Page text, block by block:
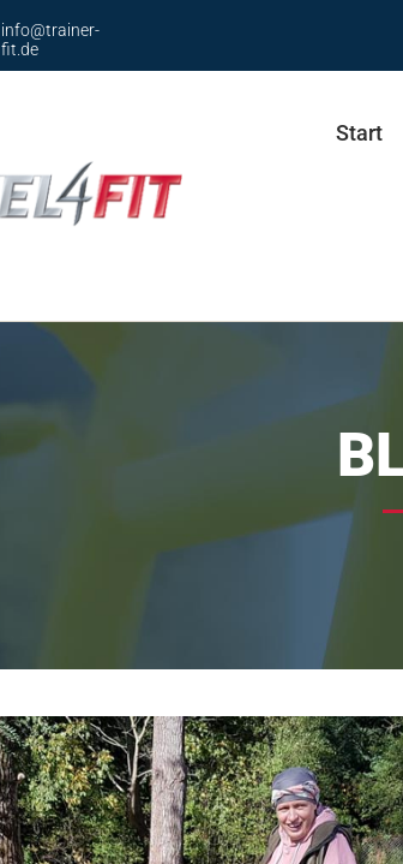
info@trainer-
fit.de
Start
Hüfttrainer
Ganzkörpertrainer
Reiter
Räder Tai Chi